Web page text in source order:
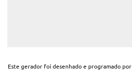
Este gerador foi desenhado e programado por